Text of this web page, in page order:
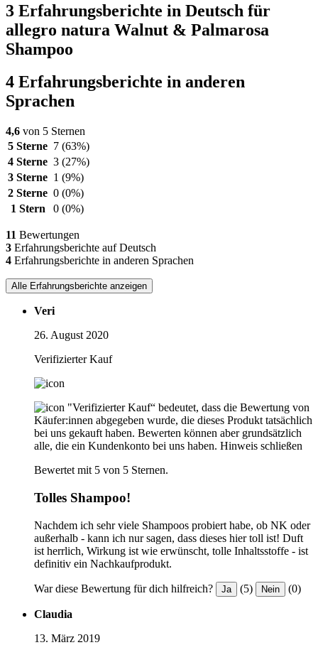
3 Erfahrungsberichte in Deutsch für
allegro natura Walnut & Palmarosa
Shampoo
4 Erfahrungsberichte in anderen
Sprachen
4,6 von 5 Sternen
5 Sterne 7 (63%)
4 Sterne 3 (27%)
3 Sterne 1 (9%)
2 Sterne 0 (0%)
1 Stern
0 (0%)
11 Bewertungen
3 Erfahrungsberichte auf Deutsch
4 Erfahrungsberichte in anderen Sprachen
Alle Erfahrungsberichte anzeigen
Veri
26. August 2020
Verifizierter Kauf
"Verifizierter Kauf“ bedeutet, dass die Bewertung von
Käufer:innen abgegeben wurde, die dieses Produkt tatsächlich
bei uns gekauft haben. Bewerten können aber grundsätzlich
alle, die ein Kundenkonto bei uns haben. Hinweis schließen
Bewertet mit 5 von 5 Sternen.
Tolles Shampoo!
Nachdem ich sehr viele Shampoos probiert habe, ob NK oder
außerhalb - kann ich nur sagen, dass dieses hier toll ist! Duft
ist herrlich, Wirkung ist wie erwünscht, tolle Inhaltsstoffe - ist
definitiv ein Nachkaufprodukt.
War diese Bewertung für dich hilfreich? Ja (5) Nein (0)
Claudia
13. März 2019